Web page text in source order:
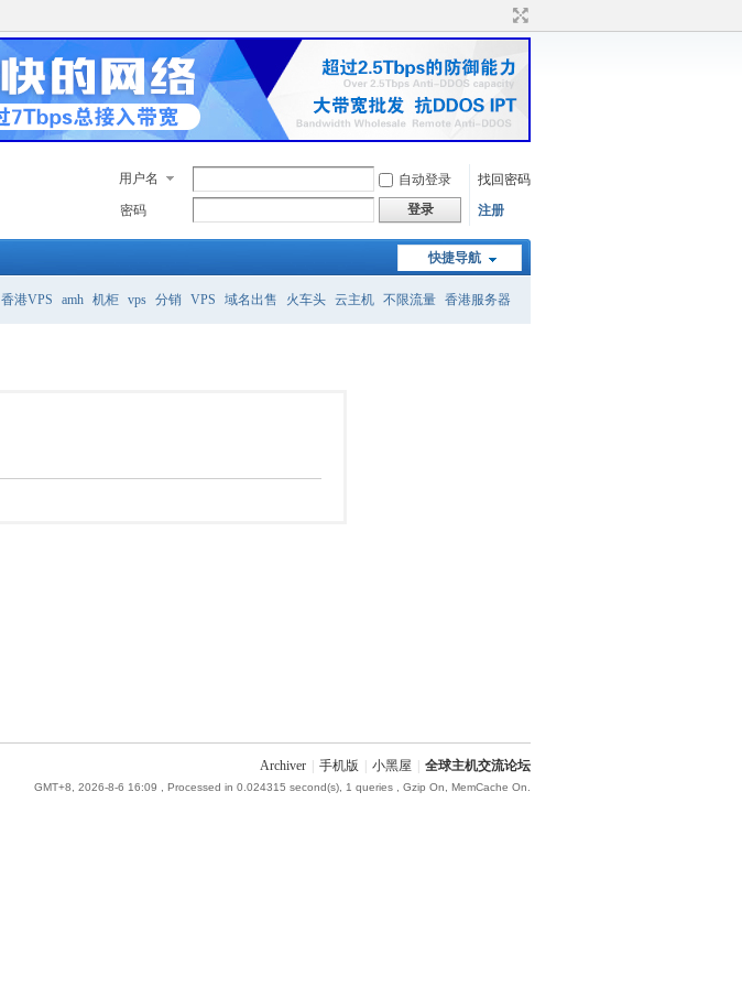
用户名 自动登录
找回密码
密码
登录 注册
快捷导航
香港VPS amh 机柜 vps 分销 VPS 域名出售 火车头 云主机 不限流量 香港服务器
Archiver 手机版 小黑屋 全球主机交流论坛
GMT+8, 2026-8-6 16:09 , Processed in 0.024315 second(s), 1 queries , Gzip On, MemCache On.